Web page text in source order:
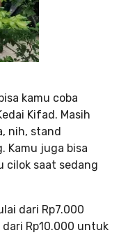
kamu coba
Kifad. Masih
nih, stand
Kamu juga bisa
cilok saat sedang
dari Rp7.000
Rp10.000 untuk